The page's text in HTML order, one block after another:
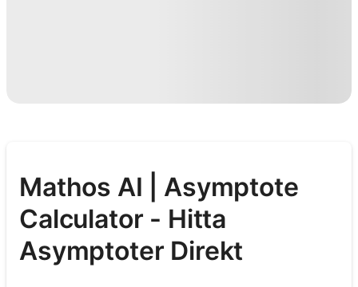
Mathos AI | Asymptote
Calculator - Hitta
Asymptoter Direkt